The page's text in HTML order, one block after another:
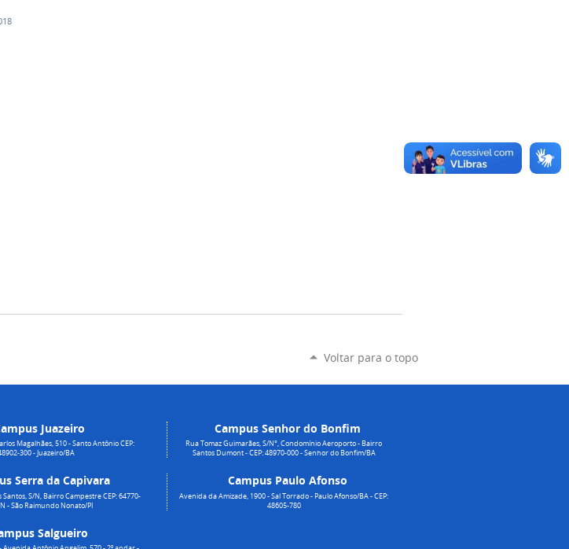
Voltar para o topo
Juazeiro
Magalhães, 510 - Santo Antônio CEP:
300 - Juazeiro/BA
Serra da Capivara
Santos, S/N, Bairro Campestre CEP: 64770-
- São Raimundo Nonato/PI
Salgueiro
Campus Senhor do Bonfim
Rua Tomaz Guimarães, S/N°, Condomínio Aeroporto - Bairro
Santos Dumont - CEP: 48970-000 - Senhor do Bonfim/BA
Campus Paulo Afonso
Avenida da Amizade, 1900 - Sal Torrado - Paulo Afonso/BA - CEP:
48605-780